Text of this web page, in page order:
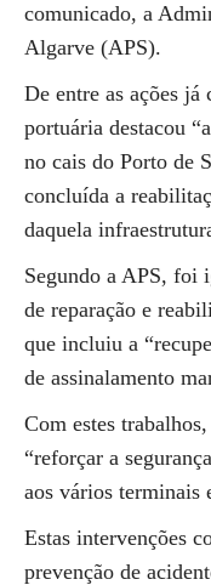
comunicado, a
Algarve (APS).
De entre as ações
portuária destacou
no cais do Porto de
concluída a
daquela
Segundo a APS, foi
de reparação e
que incluiu a
de assinalamento
Com estes
“reforçar a
aos vários terminais
Estas intervenções
prevenção de